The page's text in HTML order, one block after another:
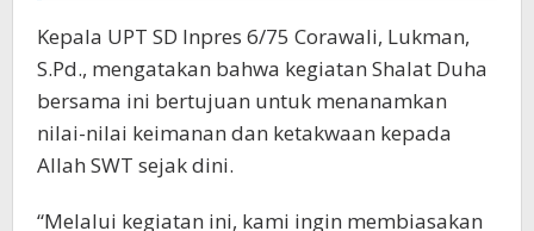
Kepala UPT SD Inpres 6/75 Corawali, Lukman,
S.Pd., mengatakan bahwa kegiatan Shalat Duha
bersama ini bertujuan untuk menanamkan
nilai-nilai keimanan dan ketakwaan kepada
Allah SWT sejak dini.
“Melalui kegiatan ini, kami ingin membiasakan